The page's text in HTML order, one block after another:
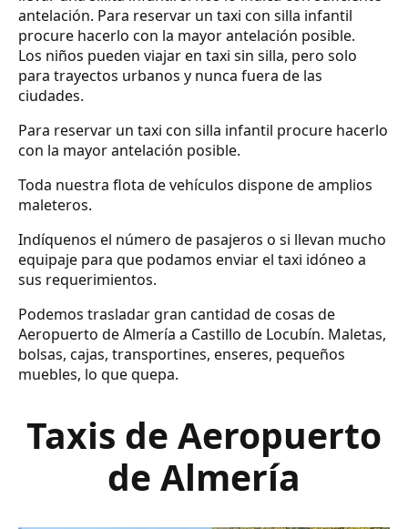
antelación. Para reservar un taxi con silla infantil
procure hacerlo con la mayor antelación posible.
Los niños pueden viajar en taxi sin silla, pero solo
para trayectos urbanos y nunca fuera de las
ciudades.
Para reservar un taxi con silla infantil procure hacerlo
con la mayor antelación posible.
Toda nuestra flota de vehículos dispone de amplios
maleteros.
Indíquenos el número de pasajeros o si llevan mucho
equipaje para que podamos enviar el taxi idóneo a
sus requerimientos.
Podemos trasladar gran cantidad de cosas de
Aeropuerto de Almería a Castillo de Locubín. Maletas,
bolsas, cajas, transportines, enseres, pequeños
muebles, lo que quepa.
Taxis de Aeropuerto
de Almería